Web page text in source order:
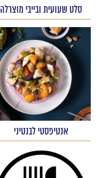
סלט שעועית ובייבי מוצרלה
אנטיפסטי לבנטיני